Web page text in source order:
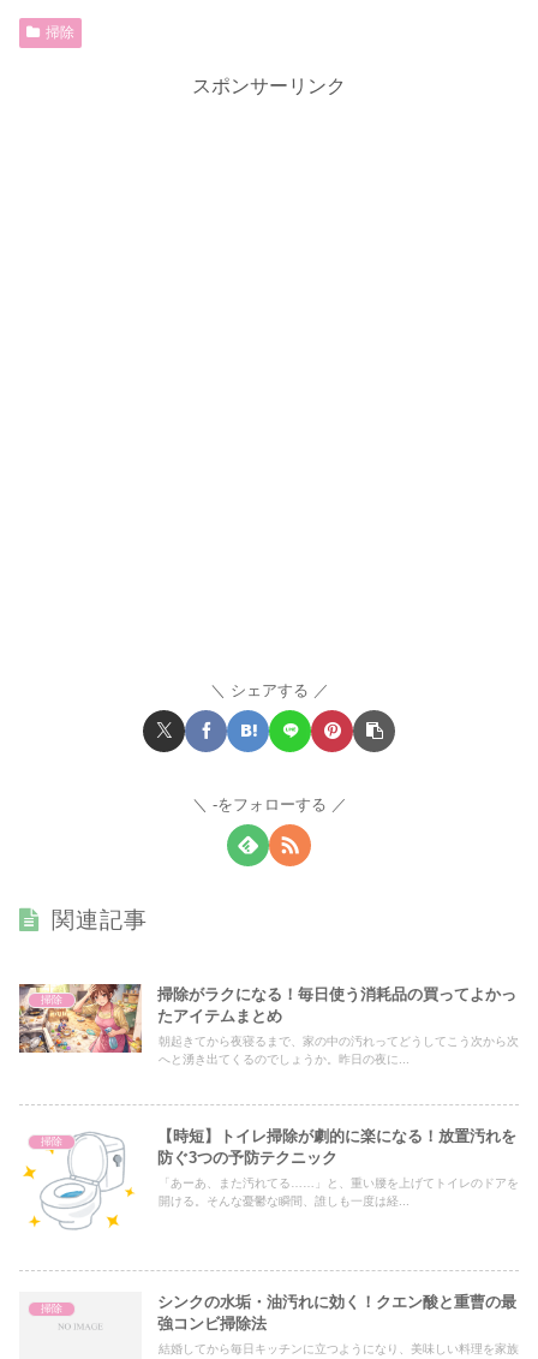
掃除
スポンサーリンク
シェアする
-をフォローする
関連記事
掃除
掃除がラクになる！毎日使う消耗品の買ってよかっ
たアイテムまとめ
朝起きてから夜寝るまで、家の中の汚れってどうしてこう次から次
へと湧き出てくるのでしょうか。昨日の夜に...
掃除
【時短】トイレ掃除が劇的に楽になる！放置汚れを
防ぐ3つの予防テクニック
「あーあ、また汚れてる……」と、重い腰を上げてトイレのドアを
開ける。そんな憂鬱な瞬間、誰しも一度は経...
掃除
シンクの水垢・油汚れに効く！クエン酸と重曹の最
強コンビ掃除法
結婚してから毎日キッチンに立つようになり、美味しい料理を家族